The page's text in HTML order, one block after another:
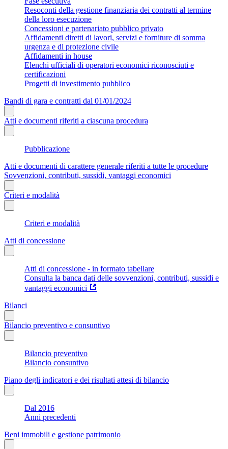
Resoconti della gestione finanziaria dei contratti al termine
della loro esecuzione
Concessioni e partenariato pubblico privato
Affidamenti diretti di lavori, servizi e forniture di somma
urgenza e di protezione civile
Affidamenti in house
Elenchi ufficiali di operatori economici riconosciuti e
certificazioni
Progetti di investimento pubblico
Bandi di gara e contratti dal 01/01/2024
Atti e documenti riferiti a ciascuna procedura
Pubblicazione
Atti e documenti di carattere generale riferiti a tutte le procedure
Sovvenzioni, contributi, sussidi, vantaggi economici
Criteri e modalità
Criteri e modalità
Atti di concessione
Atti di concessione - in formato tabellare
Consulta la banca dati delle sovvenzioni, contributi, sussidi e
vantaggi economici
Bilanci
Bilancio preventivo e consuntivo
Bilancio preventivo
Bilancio consuntivo
Piano degli indicatori e dei risultati attesi di bilancio
Dal 2016
Anni precedenti
Beni immobili e gestione patrimonio